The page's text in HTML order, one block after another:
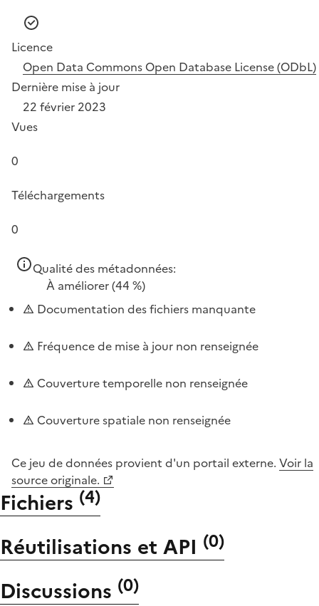
Licence
Open Data Commons Open Database License (ODbL)
Dernière mise à jour
22 février 2023
Vues
0
Téléchargements
0
Qualité des métadonnées:
À améliorer(44 %)
Documentation des fichiers manquante
Fréquence de mise à jour non renseignée
Couverture temporelle non renseignée
Couverture spatiale non renseignée
Ce jeu de données provient d'un portail externe. Voir la
source originale.
Fichiers (4)
Réutilisations et API (0)
Discussions (0)